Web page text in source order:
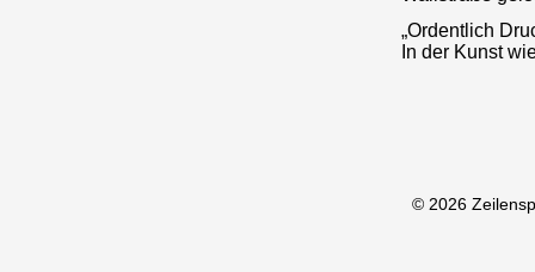
„Ordentlich
In der Kunst
© 2026